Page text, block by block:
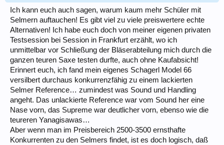
Ich kann euch auch sagen, warum kaum mehr Schüler mit
Selmern auftauchen! Es gibt viel zu viele preiswertere echte
Alternativen! Ich habe euch doch von meiner eigenen privaten
Testsession bei Session in Frankfurt erzählt, wo ich
unmittelbar vor Schließung der Bläserabteilung mich durch die
ganzen teuren Saxe testen durfte, auch ohne Kaufabsicht!
Erinnert euch, ich fand mein eigenes Schagerl Model 66
versilbert durchaus konkurrenzfähig zu einem lackierten
Selmer Reference… zumindest was Sound und Handling
angeht. Das unlackierte Reference war vom Sound her eine
Nase vorn, das Supreme war deutlicher vorn, ebenso wie die
teureren Yanagisawas…
Aber wenn man im Preisbereich 2500-3500 ernsthafte
Konkurrenten zu den Selmers findet, ist es doch logisch, daß